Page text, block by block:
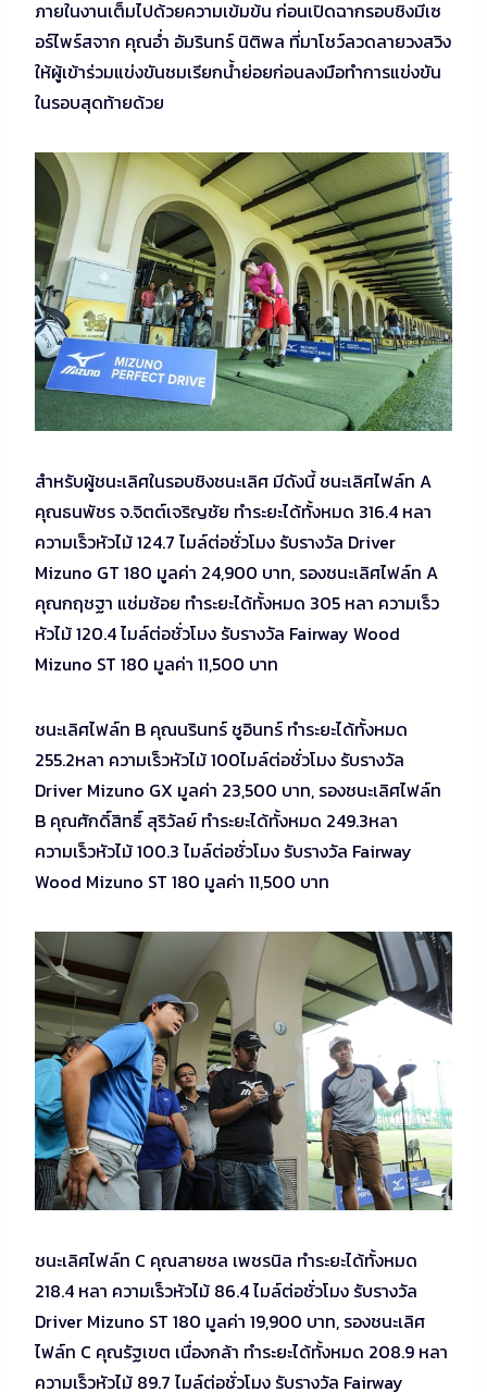
ภายในงานเต็มไปด้วยความเข้มข้น ก่อนเปิดฉากรอบชิงมีเซ
อร์ไพร์สจาก คุณอ่ำ อัมรินทร์ นิติพล ที่มาโชว์ลวดลายวงสวิง
ให้ผู้เข้าร่วมแข่งขันชมเรียกน้ำย่อยก่อนลงมือทำการแข่งขัน
ในรอบสุดท้ายด้วย
สำหรับผู้ชนะเลิศในรอบชิงชนะเลิศ มีดังนี้ ชนะเลิศไฟล์ท A
คุณธนพัชร จ.จิตต์เจริญชัย ทำระยะได้ทั้งหมด 316.4 หลา
ความเร็วหัวไม้ 124.7 ไมล์ต่อชั่วโมง รับรางวัล Driver
Mizuno GT 180 มูลค่า 24,900 บาท, รองชนะเลิศไฟล์ท A
คุณกฤชฐา แช่มช้อย ทำระยะได้ทั้งหมด 305 หลา ความเร็ว
หัวไม้ 120.4 ไมล์ต่อชั่วโมง รับรางวัล Fairway Wood
Mizuno ST 180 มูลค่า 11,500 บาท
ชนะเลิศไฟล์ท B คุณนรินทร์ ชูอินทร์ ทำระยะได้ทั้งหมด
255.2หลา ความเร็วหัวไม้ 100ไมล์ต่อชั่วโมง รับรางวัล
Driver Mizuno GX มูลค่า 23,500 บาท, รองชนะเลิศไฟล์ท
B คุณศักดิ์สิทธิ์ สุริวัลย์ ทำระยะได้ทั้งหมด 249.3หลา
ความเร็วหัวไม้ 100.3 ไมล์ต่อชั่วโมง รับรางวัล Fairway
Wood Mizuno ST 180 มูลค่า 11,500 บาท
ชนะเลิศไฟล์ท C คุณสายชล เพชรนิล ทำระยะได้ทั้งหมด
218.4 หลา ความเร็วหัวไม้ 86.4 ไมล์ต่อชั่วโมง รับรางวัล
Driver Mizuno ST 180 มูลค่า 19,900 บาท, รองชนะเลิศ
ไฟล์ท C คุณรัฐเขต เนื่องกล้า ทำระยะได้ทั้งหมด 208.9 หลา
ความเร็วหัวไม้ 89.7 ไมล์ต่อชั่วโมง รับรางวัล Fairway